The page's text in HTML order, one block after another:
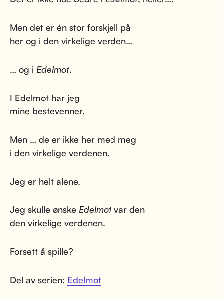
Men det er én stor forskjell på
her og i den virkelige verden…
… og i Edelmot.
I Edelmot har jeg
mine bestevenner.
Men … de er ikke her med meg
i den virkelige verdenen.
Jeg er helt alene.
Jeg skulle ønske Edelmot var den
den virkelige verdenen.
Forsett å spille?
Del av serien: Edelmot